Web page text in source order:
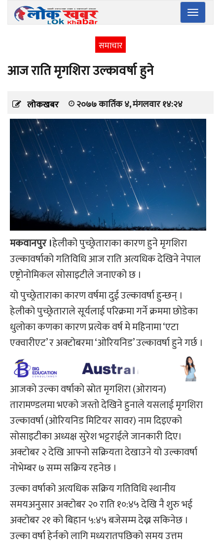
Toggle
समाचार
आज राति मृगशिरा उल्कावर्षा हुने
लोकखबर २०७७ कार्तिक ४, मंगलवार १४:२४
मकवानपुर ।हेलीको पुच्छ्रेताराका कारण हुने मृगशिरा
उल्कावर्षाको गतिविधि आज राति अत्यधिक देखिने नेपाल
एष्ट्रोनोमिकल सोसाइटीले जनाएको छ ।
यो पुच्छ्रेताराका कारण वर्षमा दुई उल्कावर्षा हुन्छन् ।
हेलीको पुच्छ्रेताराले सूर्यलाई परिक्रमा गर्ने क्रममा छोडेका
धुलोका कणका कारण प्रत्येक वर्ष मे महिनामा ‘एटा
एक्वारीएट’ र अक्टोबरमा ‘ओरियनिड’ उल्कावर्षा हुने गर्छ ।
आजको उल्का वर्षाको स्रोत मृगशिरा (ओरायन)
तारामण्डलमा भएको जस्तो देखिने हुनाले यसलाई मृगशिरा
उल्कावर्षा (ओरियनिड मिटियर सावर) नाम दिइएको
सोसाइटीका अध्यक्ष सुरेश भट्टराईले जानकारी दिए।
अक्टोबर २ देखि आफ्नो सक्रियता देखाउने यो उल्कावर्षा
नोभेम्बर ७ सम्म सक्रिय रहनेछ ।
उल्का वर्षाको अत्यधिक सक्रिय गतिविधि स्थानीय
समयअनुसार अक्टोबर २० राति १०:४५ देखि नै शुरु भई
अक्टोबर २१ को बिहान ५:४५ बजेसम्म देख्न सकिनेछ ।
उल्का वर्षा हेर्नको लागि मध्यरातपछिको समय उत्तम